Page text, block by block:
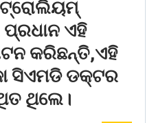
ପ୍ରଧାନ ଏହି
କରିଛନ୍ତି,ଏହି
ସିଏମଡି ଡକ୍ଟର
ଥିଲେ।